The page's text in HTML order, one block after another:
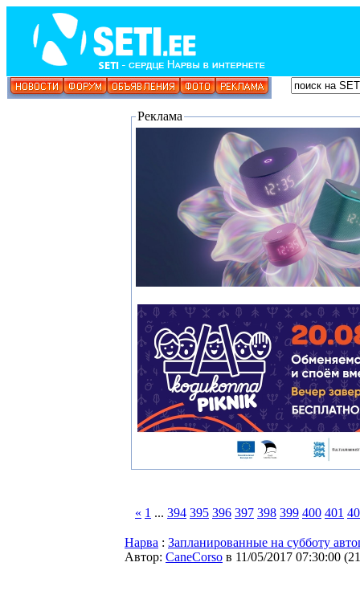
Реклама
« 1 ... 394 395 396 397 398 399 400 401
Нарва : Запланированные на субботу
Автор: CaneCorso в 11/05/2017 07:30:00 (